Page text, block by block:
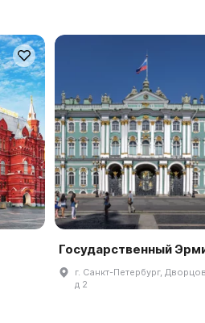
Государственный
г. Санкт-Петербург,
д 2